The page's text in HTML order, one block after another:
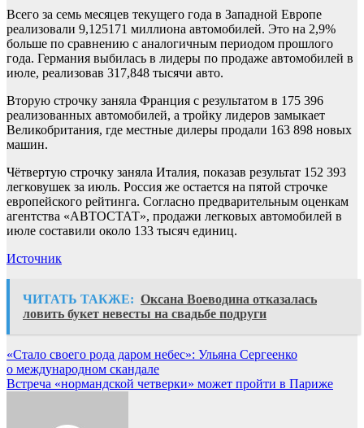
Всего за семь месяцев текущего года в Западной Европе
реализовали 9,125171 миллиона автомобилей. Это на 2,9%
больше по сравнению с аналогичным периодом прошлого
года. Германия выбилась в лидеры по продаже автомобилей в
июле, реализовав 317,848 тысячи авто.
Вторую строчку заняла Франция с результатом в 175 396
реализованных автомобилей, а тройку лидеров замыкает
Великобритания, где местные дилеры продали 163 898 новых
машин.
Чётвертую строчку заняла Италия, показав результат 152 393
легковушек за июль. Россия же остается на пятой строчке
европейского рейтинга. Согласно предварительным оценкам
агентства «АВТОСТАТ», продажи легковых автомобилей в
июле составили около 133 тысяч единиц.
Источник
ЧИТАТЬ ТАКЖЕ: Оксана Воеводина отказалась
ловить букет невесты на свадьбе подруги
Навигация
по
«Стало своего рода даром небес»: Ульяна Сергеенко
о международном скандале
Встреча «нормандской четверки» может пройти в Париже